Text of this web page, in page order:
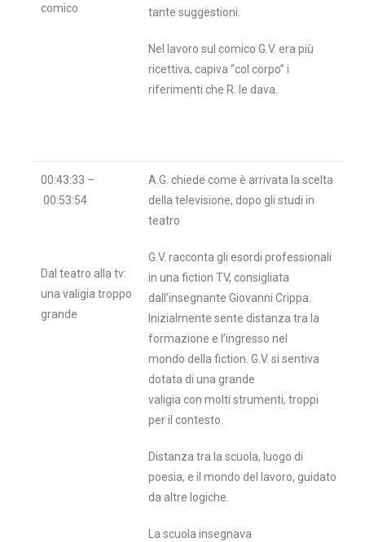
comico
tante suggestioni.
Nel lavoro sul comico G.V. era più
ricettiva, capiva “col corpo” i
riferimenti che R. le dava.
00:43:33 –
00:53:54
Dal teatro alla tv:
una valigia troppo
grande
A.G. chiede come è arrivata la scelta
della televisione, dopo gli studi in
teatro
G.V. racconta gli esordi professionali
in una fiction TV, consigliata
dall’insegnante Giovanni Crippa.
Inizialmente sente distanza tra la
formazione e l’ingresso nel
mondo della fiction. G.V. si sentiva
dotata di una grande
valigia con molti strumenti, troppi
per il contesto.
Distanza tra la scuola, luogo di
poesia, e il mondo del lavoro, guidato
da altre logiche.
La scuola insegnava